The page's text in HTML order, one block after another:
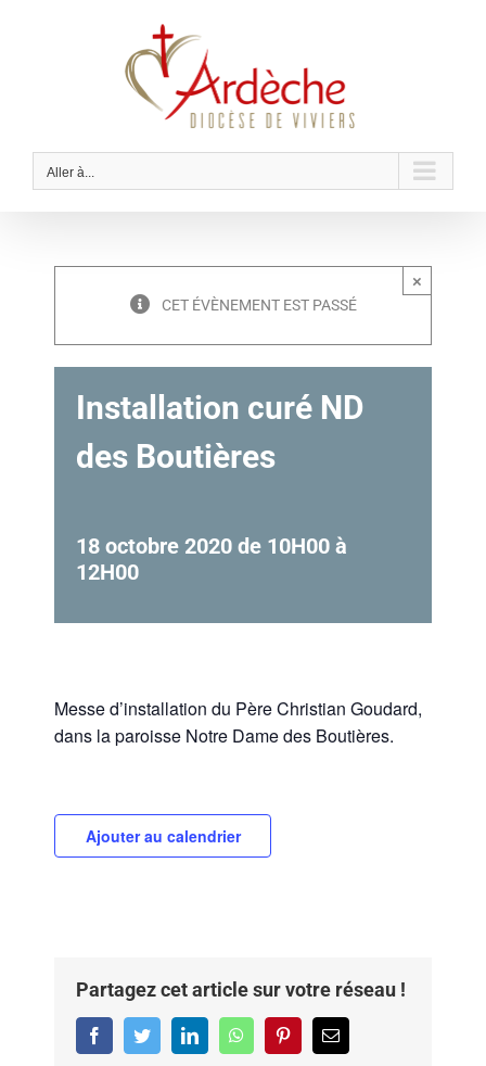
Aller à...
×
CET ÉVÈNEMENT EST PASSÉ
Installation curé ND
des Boutières
18 octobre 2020 de 10H00 à
12H00
Messe d’installation du Père Christian Goudard,
dans la paroisse Notre Dame des Boutières.
Ajouter au calendrier
Partagez cet article sur votre réseau !
FacebookTwitterLinkedInWhatsAppPinterestEmail